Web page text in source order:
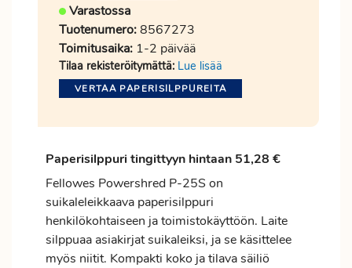
Varastossa
Tuotenumero:8567273
Toimitusaika: 1-2 päivää
Tilaa rekisteröitymättä: Lue lisää
VERTAA PAPERISILPPUREITA
Paperisilppuri tingittyyn hintaan 51,28 €
Fellowes Powershred P-25S on
suikaleleikkaava paperisilppuri
henkilökohtaiseen ja toimistokäyttöön. Laite
silppuaa asiakirjat suikaleiksi, ja se käsittelee
myös niitit. Kompakti koko ja tilava säiliö